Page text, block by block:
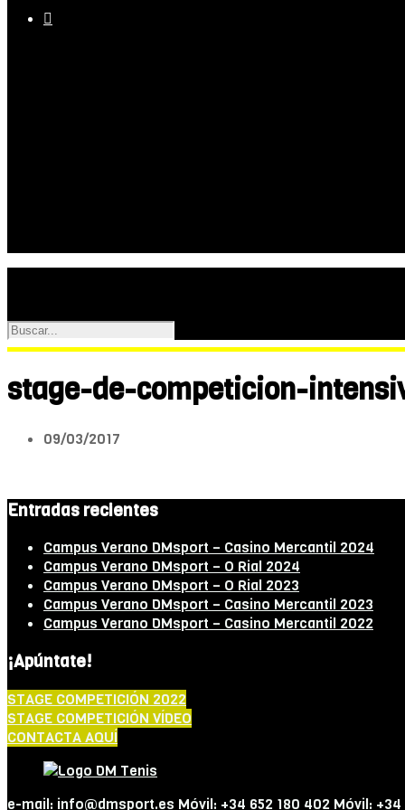

stage-de-competicion-
09/03/2017
Entradas recientes
Campus Verano DMsport – Casino Mercantil 2024
Campus Verano DMsport – O Rial 2024
Campus Verano DMsport – O Rial 2023
Campus Verano DMsport – Casino Mercantil 2023
Campus Verano DMsport – Casino Mercantil 2022
¡Apúntate!
STAGE COMPETICIÓN 2022
STAGE COMPETICIÓN VÍDEO
CONTACTA AQUÍ
e-mail: info@dmsport.es Móvil: +34 652 180 402 Móvil: +34